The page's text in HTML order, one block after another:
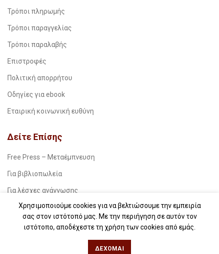
Τρόποι πληρωμής
Τρόποι παραγγελίας
Τρόποι παραλαβής
Επιστροφές
Πολιτική απορρήτου
Οδηγίες για ebook
Εταιρική κοινωνική ευθύνη
Δείτε Επίσης
Free Press – Μεταέμπνευση
Για βιβλιοπωλεία
Για λέσχες ανάγνωσης
Για δημοσιογράφους
Για σχολεία
Χρησιμοποιούμε cookies για να βελτιώσουμε την εμπειρία
σας στον ιστότοπό μας. Με την περιήγηση σε αυτόν τον
ιστότοπο, αποδέχεστε τη χρήση των cookies από εμάς.
ΔΈΧΟΜΑΙ